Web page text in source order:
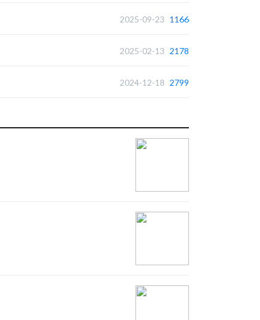
2025-09-23 1166
2025-02-13 2178
2024-12-18 2799